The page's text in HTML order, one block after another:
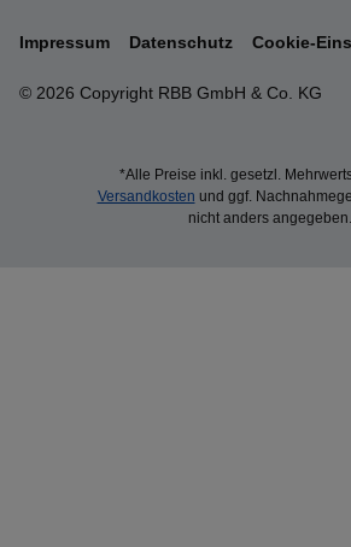
© 2026 Copyright RBB GmbH & Co. KG
Impressum Datenschutz Cookie-
*Alle Preise inkl. gesetzl.
Versandkosten und ggf.
nicht anders angegeben.